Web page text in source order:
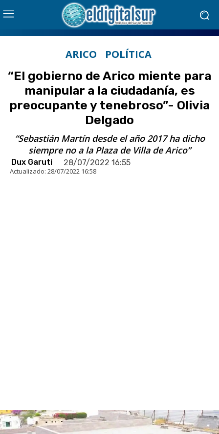
ARICO POLÍTICA
“El gobierno de Arico miente para
manipular a la ciudadanía, es
preocupante y tenebroso”- Olivia
Delgado
“Sebastián Martín desde el año 2017 ha dicho
siempre no a la Plaza de Villa de Arico”
Dux Garuti 28/07/2022 16:55
Actualizado: 28/07/2022 16:58